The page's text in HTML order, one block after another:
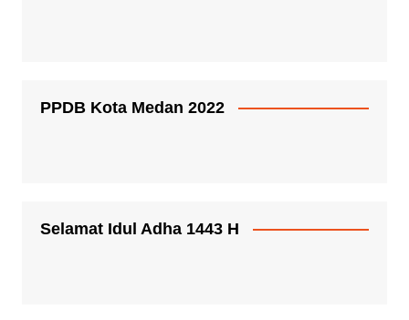
PPDB Kota Medan 2022
Selamat Idul Adha 1443 H